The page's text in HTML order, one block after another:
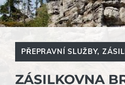
PŘEPRAVNÍ SLUŽBY,
ZÁSILKOVNA